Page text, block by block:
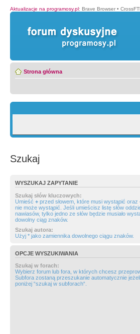
Aktualizacje na programosy.pl: Brave Browser •
Strona główna
Szukaj
WYSZUKAJ ZAPYTANIE
Szukaj słów kluczowych:
Umieść + przed słowem, które musi wystąpić oraz
nie może wystąpić. Jeśli umieścisz listę słów
nawiasów, tylko jedno ze słów będzie musiało
dowolny ciąg znaków.
Szukaj autora:
Użyj * jako zamiennika dowolnego ciągu znaków.
OPCJE WYSZUKIWANIA
Szukaj w forach:
Wybierz forum lub fora, w których chcesz
Subfora zostaną przeszukanie automatycznie
poniżej “szukaj w subforach“.